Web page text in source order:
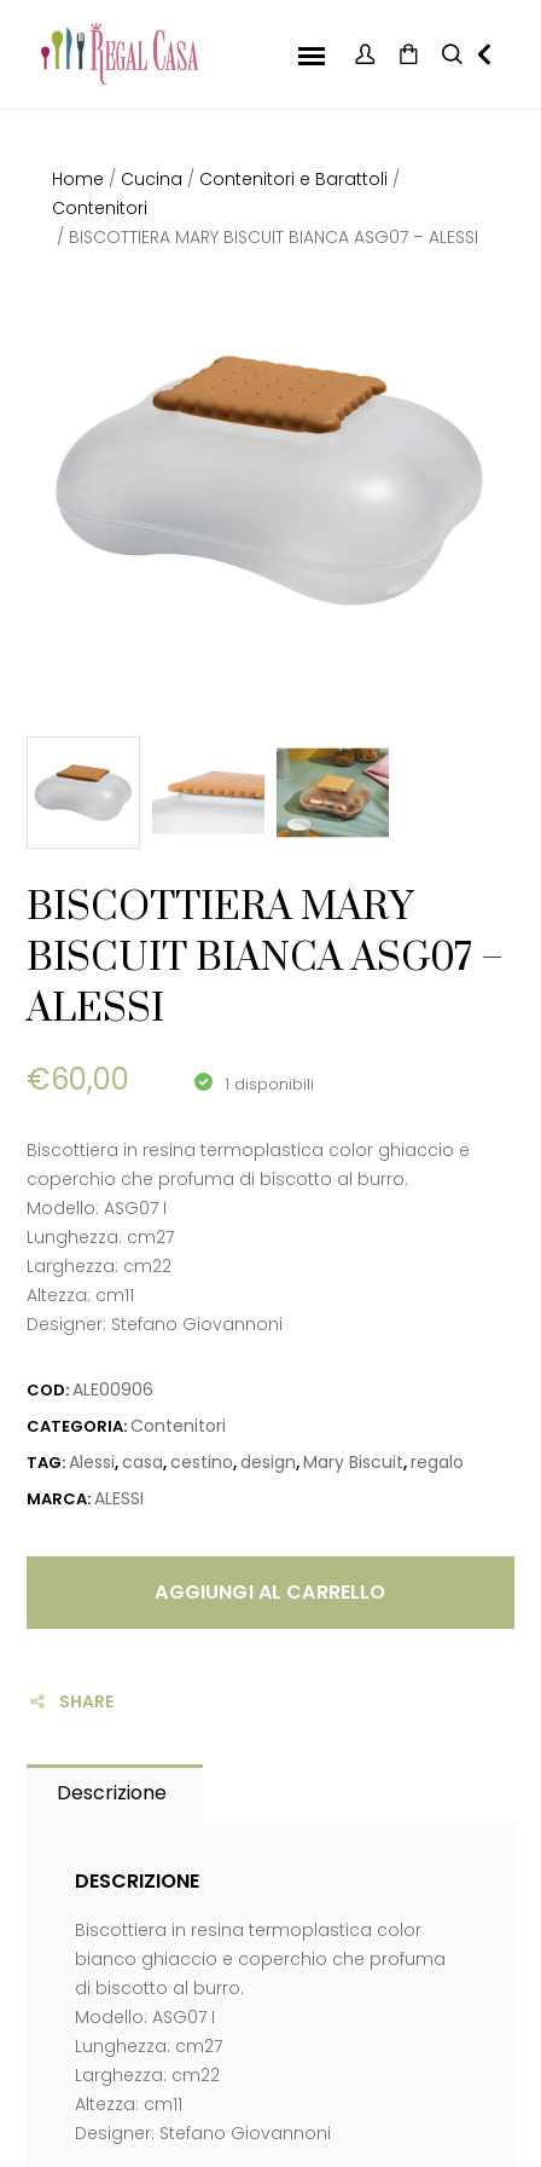
Home / Cucina / Contenitori e Barattoli /
Contenitori
/ BISCOTTIERA MARY BISCUIT BIANCA ASG07 – ALESSI
BISCOTTIERA MARY
BISCUIT BIANCA ASG07 –
ALESSI
€60,00 1 disponibili
Biscottiera in resina termoplastica color ghiaccio e
coperchio che profuma di biscotto al burro.
Modello: ASG07 I
Lunghezza: cm27
Larghezza: cm22
Altezza: cm11
Designer: Stefano Giovannoni
COD:ALE00906
CATEGORIA:Contenitori
TAG:Alessi,casa,cestino,design,Mary Biscuit,regalo
MARCA:ALESSI
AGGIUNGI AL CARRELLO
SHARE
Descrizione
DESCRIZIONE
Biscottiera in resina termoplastica color
bianco ghiaccio e coperchio che profuma
di biscotto al burro.
Modello: ASG07 I
Lunghezza: cm27
Larghezza: cm22
Altezza: cm11
Designer: Stefano Giovannoni